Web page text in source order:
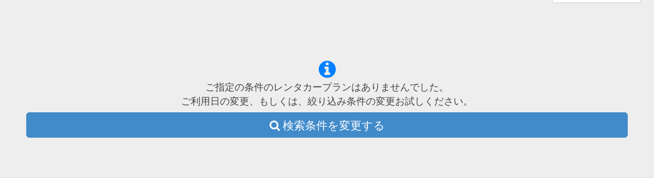
ご指定の条件のレンタカープランはありませんでした。
ご利用日の変更、もしくは、絞り込み条件の変更お試しください。
検索条件を変更する